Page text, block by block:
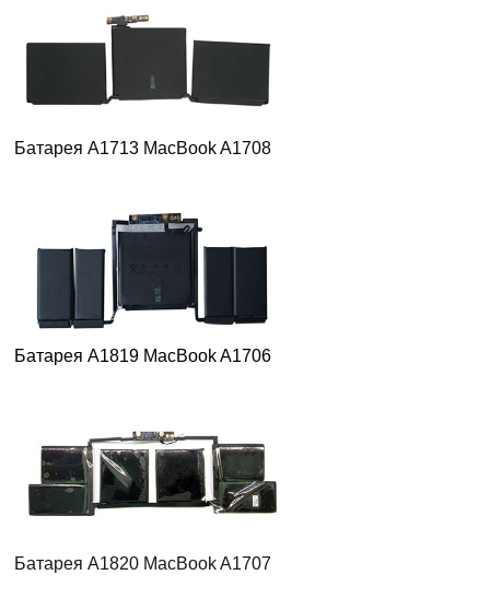
Батарея A1713 MacBook A1708
Батарея A1819 MacBook A1706
Батарея A1820 MacBook A1707